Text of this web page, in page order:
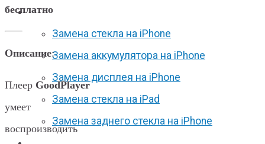
Акции
Замена стекла на iPhone
Замена аккумулятора на iPhone
Замена дисплея на iPhone
Замена стекла на iPad
Замена заднего стекла на iPhone
бесплатно
Описание:
Плеер GoodPlayer
умеет
воспроизводить